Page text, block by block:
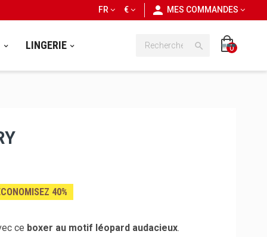
personnMES COMMANDES
€
FR
LINGERIE  0
40%
ce boxer au motif léopard audacieux.